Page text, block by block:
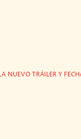
NUEVO TRÁILER Y